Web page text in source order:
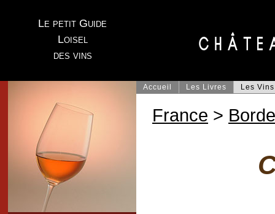
Le petit Guide
Loisel
des vins
Accueil Les Livres Les Vins
France >